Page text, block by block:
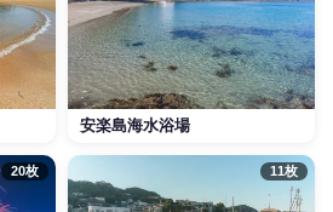
安楽島海水浴場
20枚 11枚